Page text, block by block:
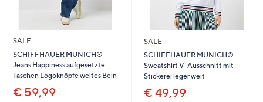
SALE
SCHIFFHAUER MUNICH®
Jeans Happiness aufgesetzte
Taschen Logoknöpfe weites Bein
€ 59,99
SALE
SCHIFFHAUER MUNICH®
Sweatshirt V-Ausschnitt mit
Stickerei leger weit
€ 49,99